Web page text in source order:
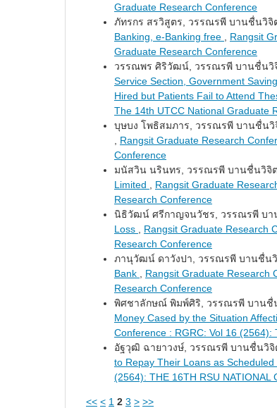
Graduate Research Conference
ภัทรกร สรวิสูตร, วรรณรพี บานชื่นวิจิ
Banking, e-Banking free
Rangsit
Graduate Research Conference
วรรณพร ศิริวัฒน์, วรรณรพี บานชื่นวิ
Service Section, Government
Hired but Patients Fail to Attend
The 14th UTCC National Graduate
บุษบง โพธิสมภาร, วรรณรพี บานชื่นวิ
Rangsit Graduate Research
Conference
มนัสวิน นรินทร, วรรณรพี บานชื่นวิจิต
Limited
Rangsit Graduate
Research Conference
นิธิวัฒน์ ศรีกาญจนวัชร, วรรณรพี บา
Loss
Rangsit Graduate Research
Research Conference
ภานุวัฒน์ ดาวังปา, วรรณรพี บานชื่นวิ
Bank
Rangsit Graduate Research
Research Conference
พิศชาลักษณ์ พิมพ์ศิริ, วรรณรพี บานชื่
Money Cased by the Situation
Conference : RGRC: Vol 16 (2564):
อัฐวุฒิ ฉายาวงษ์, วรรณรพี บานชื่นวิจิ
to Repay Their Loans as Scheduled
(2564): THE 16TH RSU NATIONAL
<< < 1 2 3 > >>